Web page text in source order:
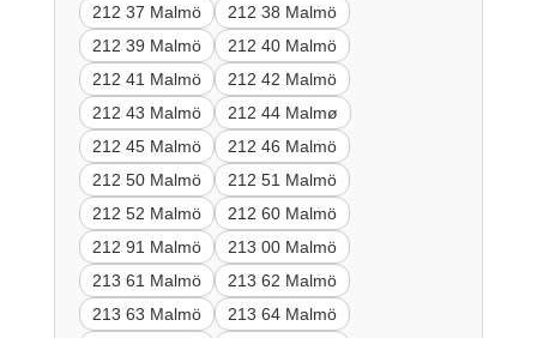
212 37 Malmö
212 38 Malmö
212 39 Malmö
212 40 Malmö
212 41 Malmö
212 42 Malmö
212 43 Malmö
212 44 Malmø
212 45 Malmö
212 46 Malmö
212 50 Malmö
212 51 Malmö
212 52 Malmö
212 60 Malmö
212 91 Malmö
213 00 Malmö
213 61 Malmö
213 62 Malmö
213 63 Malmö
213 64 Malmö